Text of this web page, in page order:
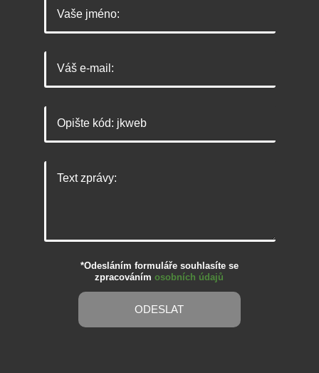
*Odesláním formuláře souhlasíte se
zpracovánímosobních údajů
ODESLAT